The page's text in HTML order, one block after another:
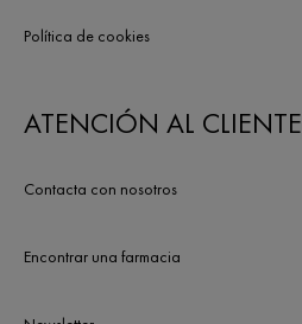
Política de cookies
ATENCIÓN AL CLIENTE
Contacta con nosotros
Encontrar una farmacia